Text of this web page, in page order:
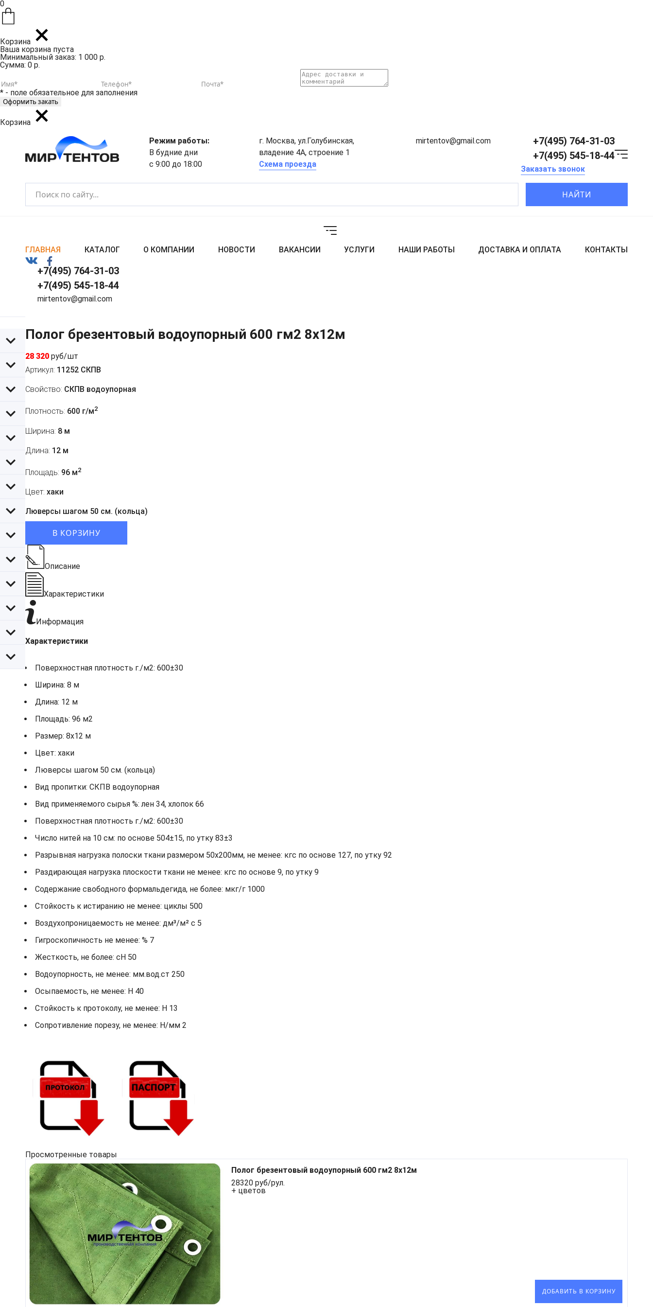
0
Корзина
Ваша корзина пуста
Минимальный заказ: 1 000 р.
Сумма: 0 р.
* - поле обязательное для заполнения
Корзина
Режим работы:
В будние дни
с 9:00 до 18:00
г. Москва, ул.Голубинская,
владение 4А, строение 1
Схема проезда
mirtentov@gmail.com
+7(495) 764-31-03
+7(495) 545-18-44
Заказать звонок
НАЙТИ
ГЛАВНАЯ КАТАЛОГ О КОМПАНИИ НОВОСТИ ВАКАНСИИ УСЛУГИ НАШИ РАБОТЫ ДОСТАВКА И ОПЛАТА КОНТАКТЫ
+7(495) 764-31-03
+7(495) 545-18-44
mirtentov@gmail.com
Полог брезентовый водоупорный 600 гм2 8x12м
28 320 руб/шт
Артикул: 11252 СКПВ
Свойство: СКПВ водоупорная
Плотность: 600 г/м2
Ширина: 8 м
Длина: 12 м
Площадь: 96 м2
Цвет: хаки
Люверсы шагом 50 см. (кольца)
В КОРЗИНУ
Описание
Характеристики
Информация
Характеристики
Поверхностная плотность г./м2: 600±30
Ширина: 8 м
Длина: 12 м
Площадь: 96 м2
Размер: 8х12 м
Цвет: хаки
Люверсы шагом 50 см. (кольца)
Вид пропитки: СКПВ водоупорная
Вид применяемого сырья %: лен 34, хлопок 66
Поверхностная плотность г./м2: 600±30
Число нитей на 10 см: по основе 504±15, по утку 83±3
Разрывная нагрузка полоски ткани размером 50х200мм, не менее: кгс по основе 127, по утку 92
Раздирающая нагрузка плоскости ткани не менее: кгс по основе 9, по утку 9
Содержание свободного формальдегида, не более: мкг/г 1000
Стойкость к истиранию не менее: циклы 500
Воздухопроницаемость не менее: дм³/м² с 5
Гигроскопичность не менее: % 7
Жесткость, не более: cH 50
Водоупорность, не менее: мм.вод.ст 250
Осыпаемость, не менее: H 40
Стойкость к протоколу, не менее: H 13
Сопротивление порезу, не менее: Н/мм 2
Просмотренные товары
Полог брезентовый водоупорный 600 гм2 8x12м
28320 руб/рул.
+ цветов